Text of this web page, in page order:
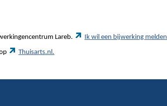
Lareb. Ik wil een bijwerking
Thuisarts.nl.